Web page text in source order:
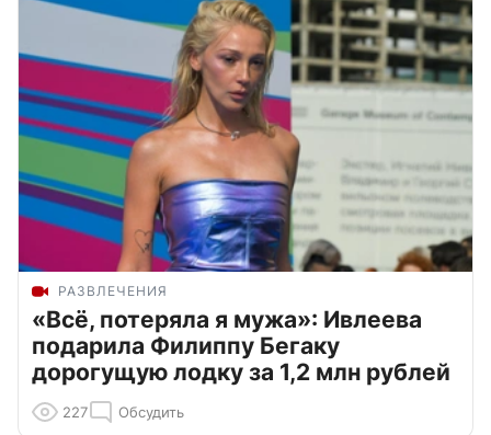
РАЗВЛЕЧЕНИЯ
«Всё, потеряла я мужа»: Ивлеева
подарила Филиппу Бегаку
дорогущую лодку за 1,2 млн рублей
227 Обсудить